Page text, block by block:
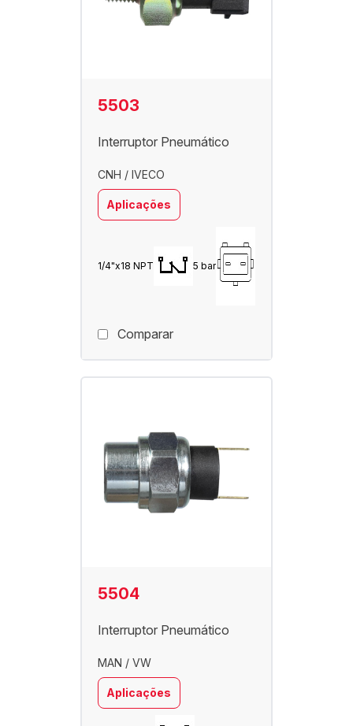
5503
Interruptor Pneumático
CNH / IVECO
Aplicações
1/4"x18 NPT 5 bar
Comparar
5504
Interruptor Pneumático
MAN / VW
Aplicações